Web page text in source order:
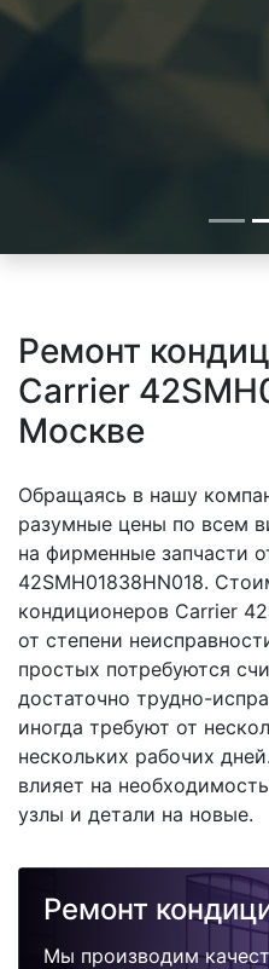
Ремонт
Carrier
Москве
Обращаясь в нашу
разумные цены по всем
на фирменные запчасти
42SMH01838HN018.
кондиционеров Carrier
от степени
простых потребуются
достаточно трудно-
иногда требуют от
нескольких рабочих
влияет на
узлы и детали на новые.
Ремонт
Мы производим